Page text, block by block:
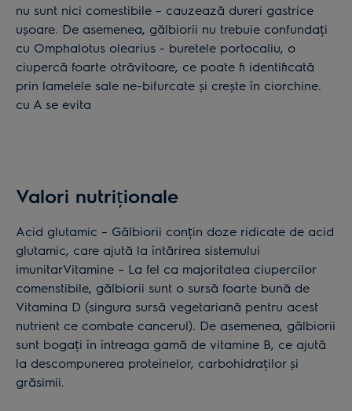
nu sunt nici comestibile – cauzează dureri gastrice
ușoare. De asemenea, gălbiorii nu trebuie confundați
cu Omphalotus olearius - buretele portocaliu, o
ciupercă foarte otrăvitoare, ce poate fi identificată
prin lamelele sale ne-bifurcate și crește în ciorchine.
cu A se evita
Valori nutriționale
Acid glutamic – Gălbiorii conțin doze ridicate de acid
glutamic, care ajută la întărirea sistemului
imunitarVitamine – La fel ca majoritatea ciupercilor
comenstibile, gălbiorii sunt o sursă foarte bună de
Vitamina D (singura sursă vegetariană pentru acest
nutrient ce combate cancerul). De asemenea, gălbiorii
sunt bogați în întreaga gamă de vitamine B, ce ajută
la descompunerea proteinelor, carbohidraților și
grăsimii.